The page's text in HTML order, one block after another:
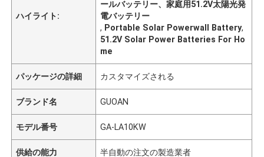
ハイライト:
ールバッテリー、家庭用51.2V太陽光発
電バッテリー
, Portable Solar Powerwall Battery,
51.2V Solar Power Batteries For Ho
me
パッケージの詳細 カスタマイズされる
ブランド名 GUOAN
モデル番号 GA-LA10KW
供給の能力 半自動の注文の製造業者